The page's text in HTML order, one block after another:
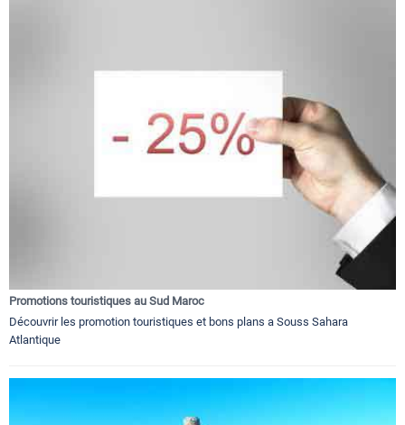
Promotions touristiques au Sud Maroc
Découvrir les promotion touristiques et bons plans a Souss Sahara
Atlantique